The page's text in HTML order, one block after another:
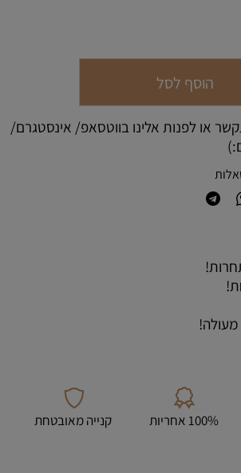
הוסף לסל
או לפנות אלינו בווטסאפ/ אינסטגרם/
מעולה!
100% אחריות קנייה מאובטחת